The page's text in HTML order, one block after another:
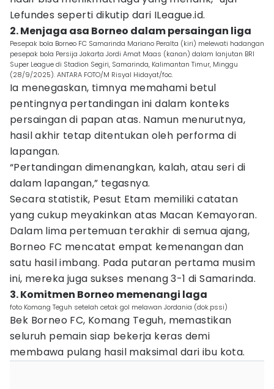
Lefundes seperti dikutip dari ILeague.id.
2. Menjaga asa Borneo dalam persaingan liga
Pesepak bola Borneo FC Samarinda Mariano Peralta (kiri) melewati hadangan
pesepak bola Persija Jakarta Jordi Amat Maas (kanan) dalam lanjutan BRI
Super League di Stadion Segiri, Samarinda, Kalimantan Timur, Minggu
(28/9/2025). ANTARA FOTO/M Risyal Hidayat/foc.
Ia menegaskan, timnya memahami betul
pentingnya pertandingan ini dalam konteks
persaingan di papan atas. Namun menurutnya,
hasil akhir tetap ditentukan oleh performa di
lapangan.
“Pertandingan dimenangkan, kalah, atau seri di
dalam lapangan,” tegasnya.
Secara statistik, Pesut Etam memiliki catatan
yang cukup meyakinkan atas Macan Kemayoran.
Dalam lima pertemuan terakhir di semua ajang,
Borneo FC mencatat empat kemenangan dan
satu hasil imbang. Pada putaran pertama musim
ini, mereka juga sukses menang 3-1 di Samarinda.
3. Komitmen Borneo memenangi laga
foto Komang Teguh setelah cetak gol melawan Jordania (dok.pssi)
Bek Borneo FC, Komang Teguh, memastikan
seluruh pemain siap bekerja keras demi
membawa pulang hasil maksimal dari ibu kota.